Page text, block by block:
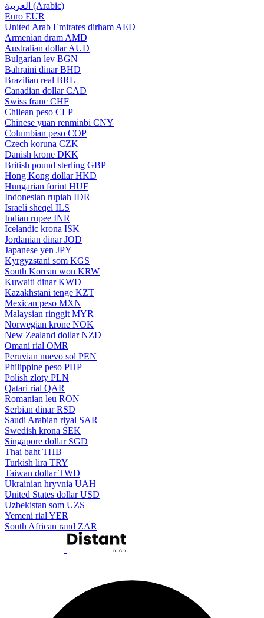
العربية (Arabic)
Euro EUR
United Arab Emirates dirham AED
Armenian dram AMD
Australian dollar AUD
Bulgarian lev BGN
Bahraini dinar BHD
Brazilian real BRL
Canadian dollar CAD
Swiss franc CHF
Chilean peso CLP
Chinese yuan renminbi CNY
Columbian peso COP
Czech koruna CZK
Danish krone DKK
British pound sterling GBP
Hong Kong dollar HKD
Hungarian forint HUF
Indonesian rupiah IDR
Israeli sheqel ILS
Indian rupee INR
Icelandic krona ISK
Jordanian dinar JOD
Japanese yen JPY
Kyrgyzstani som KGS
South Korean won KRW
Kuwaiti dinar KWD
Kazakhstani tenge KZT
Mexican peso MXN
Malaysian ringgit MYR
Norwegian krone NOK
New Zealand dollar NZD
Omani rial OMR
Peruvian nuevo sol PEN
Philippine peso PHP
Polish zloty PLN
Qatari rial QAR
Romanian leu RON
Serbian dinar RSD
Saudi Arabian riyal SAR
Swedish krona SEK
Singapore dollar SGD
Thai baht THB
Turkish lira TRY
Taiwan dollar TWD
Ukrainian hryvnia UAH
United States dollar USD
Uzbekistan som UZS
Yemeni rial YER
South African rand ZAR